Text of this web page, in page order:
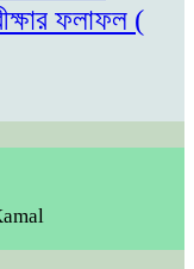
ফলাফল (